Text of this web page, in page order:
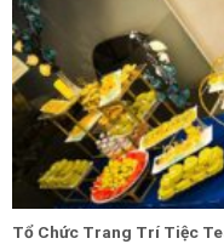
Tổ Chức Trang Trí Tiệc